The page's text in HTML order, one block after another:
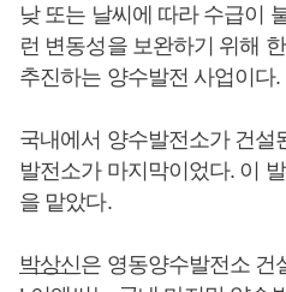
낮 또는 날씨에 따라 수급이
런 변동성을 보완하기 위해
추진하는 양수발전 사업이다.
국내에서 양수발전소가 건설
발전소가 마지막이었다. 이
을 맡았다.
박상신은 영동양수발전소 건